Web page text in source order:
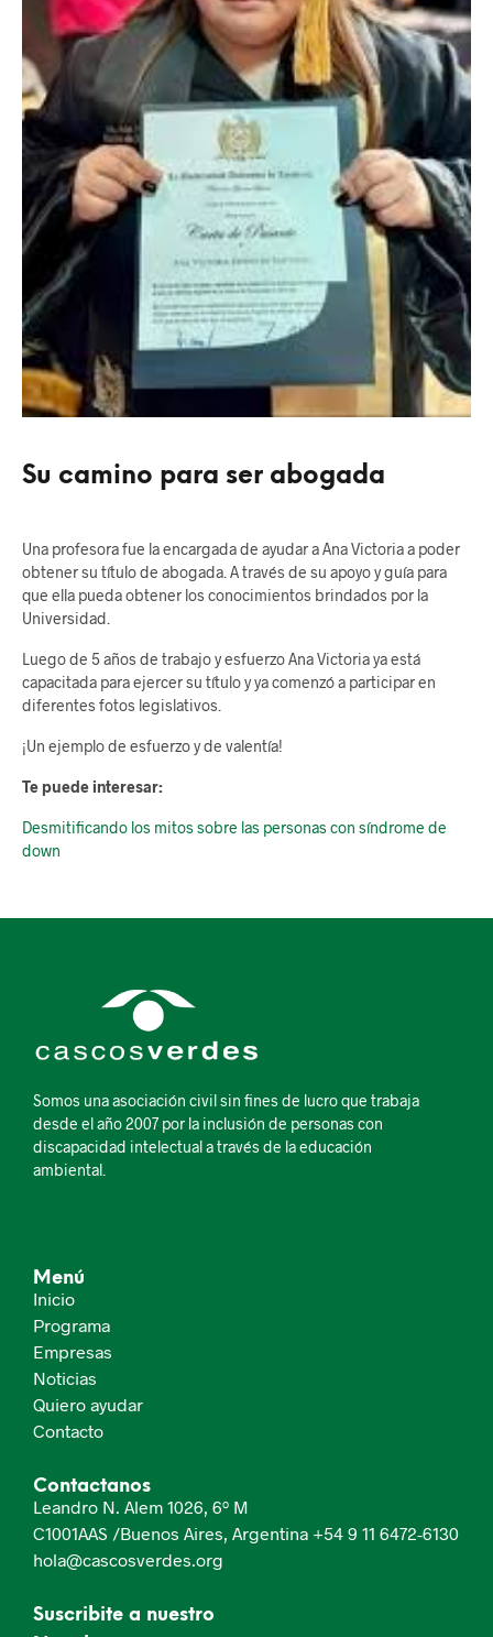
Su camino para ser abogada
Una profesora fue la encargada de ayudar a Ana Victoria a poder
obtener su título de abogada. A través de su apoyo y guía para
que ella pueda obtener los conocimientos brindados por la
Universidad.
Luego de 5 años de trabajo y esfuerzo Ana Victoria ya está
capacitada para ejercer su título y ya comenzó a participar en
diferentes fotos legislativos.
¡Un ejemplo de esfuerzo y de valentía!
Te puede interesar:
Desmitificando los mitos sobre las personas con síndrome de
down
Somos una asociación civil sin fines de lucro que trabaja
desde el año 2007 por la inclusión de personas con
discapacidad intelectual a través de la educación
ambiental.
Menú
Inicio
Programa
Empresas
Noticias
Quiero ayudar
Contacto
Contactanos
Leandro N. Alem 1026, 6º M
C1001AAS /Buenos Aires, Argentina +54 9 11 6472-6130
hola@cascosverdes.org
Suscribite a nuestro